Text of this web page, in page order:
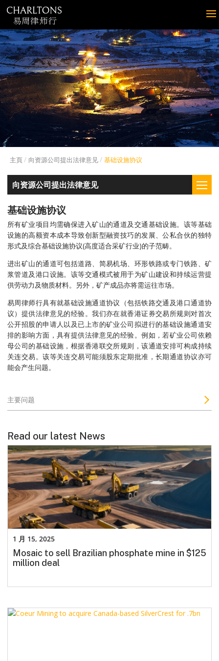
主頁 向资源公司提出法律意见 基础设施协议
向资源公司提出法律意见
基础设施协议
所有矿业项目均需确保进入矿山的通道及交通基础设施。该等基础
设施的高额资本成本导致创新型融资技巧的发展、公私合伙的独特
形式及综合基础设施协议(高度适合采矿行业)的子范畴。
进出矿山的通道可包括道路、简易机场、环形铁路或专门铁路、矿
浆管道及港口设施。该等交通模式被用于为矿山建设和持续运营提
供劳动力及物质材料。另外，矿产成品亦将需运往市场。
易周律师行具有就基础设施通道协议（包括铁路交通及港口通道协
议）提供法律意见的经验。我们亦在就香港证券交易所规则对首次
公开招股的申请人以及已上市的矿业公司拟进行的基础设施通道安
排的影响方面，具有提供法律意见的经验。例如，若矿业公司依赖
母公司的基础设施，根据香港联交所规则，该通道安排可构成持续
关连交易。该等关连交易可能须股东定期批准，长期通道协议亦可
能会产生问题。
主要问题
Read our latest News
Mosaic to sell Brazilian phosphate mine in $125
million deal
1 月 15, 2025